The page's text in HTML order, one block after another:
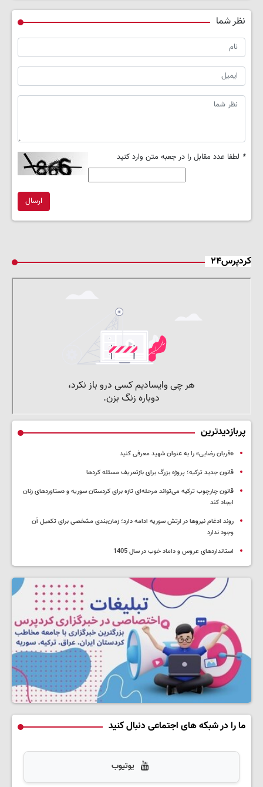
نظر شما
* لطفا عدد مقابل را در جعبه متن وارد کنید
ارسال
کردپرس۲۴
پربازدیدترین
«قربان رضایی» را به عنوان شهید معرفی کنید
قانون جدید ترکیه؛ پروژه بزرگ‌ برای بازتعریف مسئله کردها
قانون چارچوب ترکیه می‌تواند مرحله‌ای تازه برای کردستان سوریه و دستاوردهای زنان
ایجاد کند
روند ادغام نیروها در ارتش سوریه ادامه دارد؛ زمان‌بندی مشخصی برای تکمیل آن
وجود ندارد
استانداردهای عروس و داماد خوب در سال 1405
ما را در شبکه های اجتماعی دنبال کنید
یوتیوب